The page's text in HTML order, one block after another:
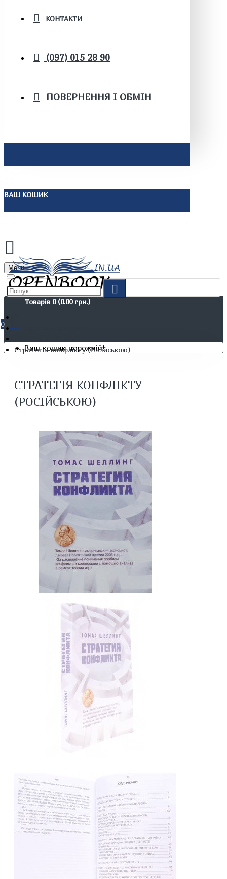
КОНТАКТИ
(097) 015 28 90
ПОВЕРНЕННЯ І ОБМІН
ВАШ КОШИК
Menu
Товарів 0 (0.00 грн.)
0
Ваш кошик порожній!
Не художня література
Стратегія конфлікту (Російською)
СТРАТЕГІЯ КОНФЛІКТУ
(РОСІЙСЬКОЮ)